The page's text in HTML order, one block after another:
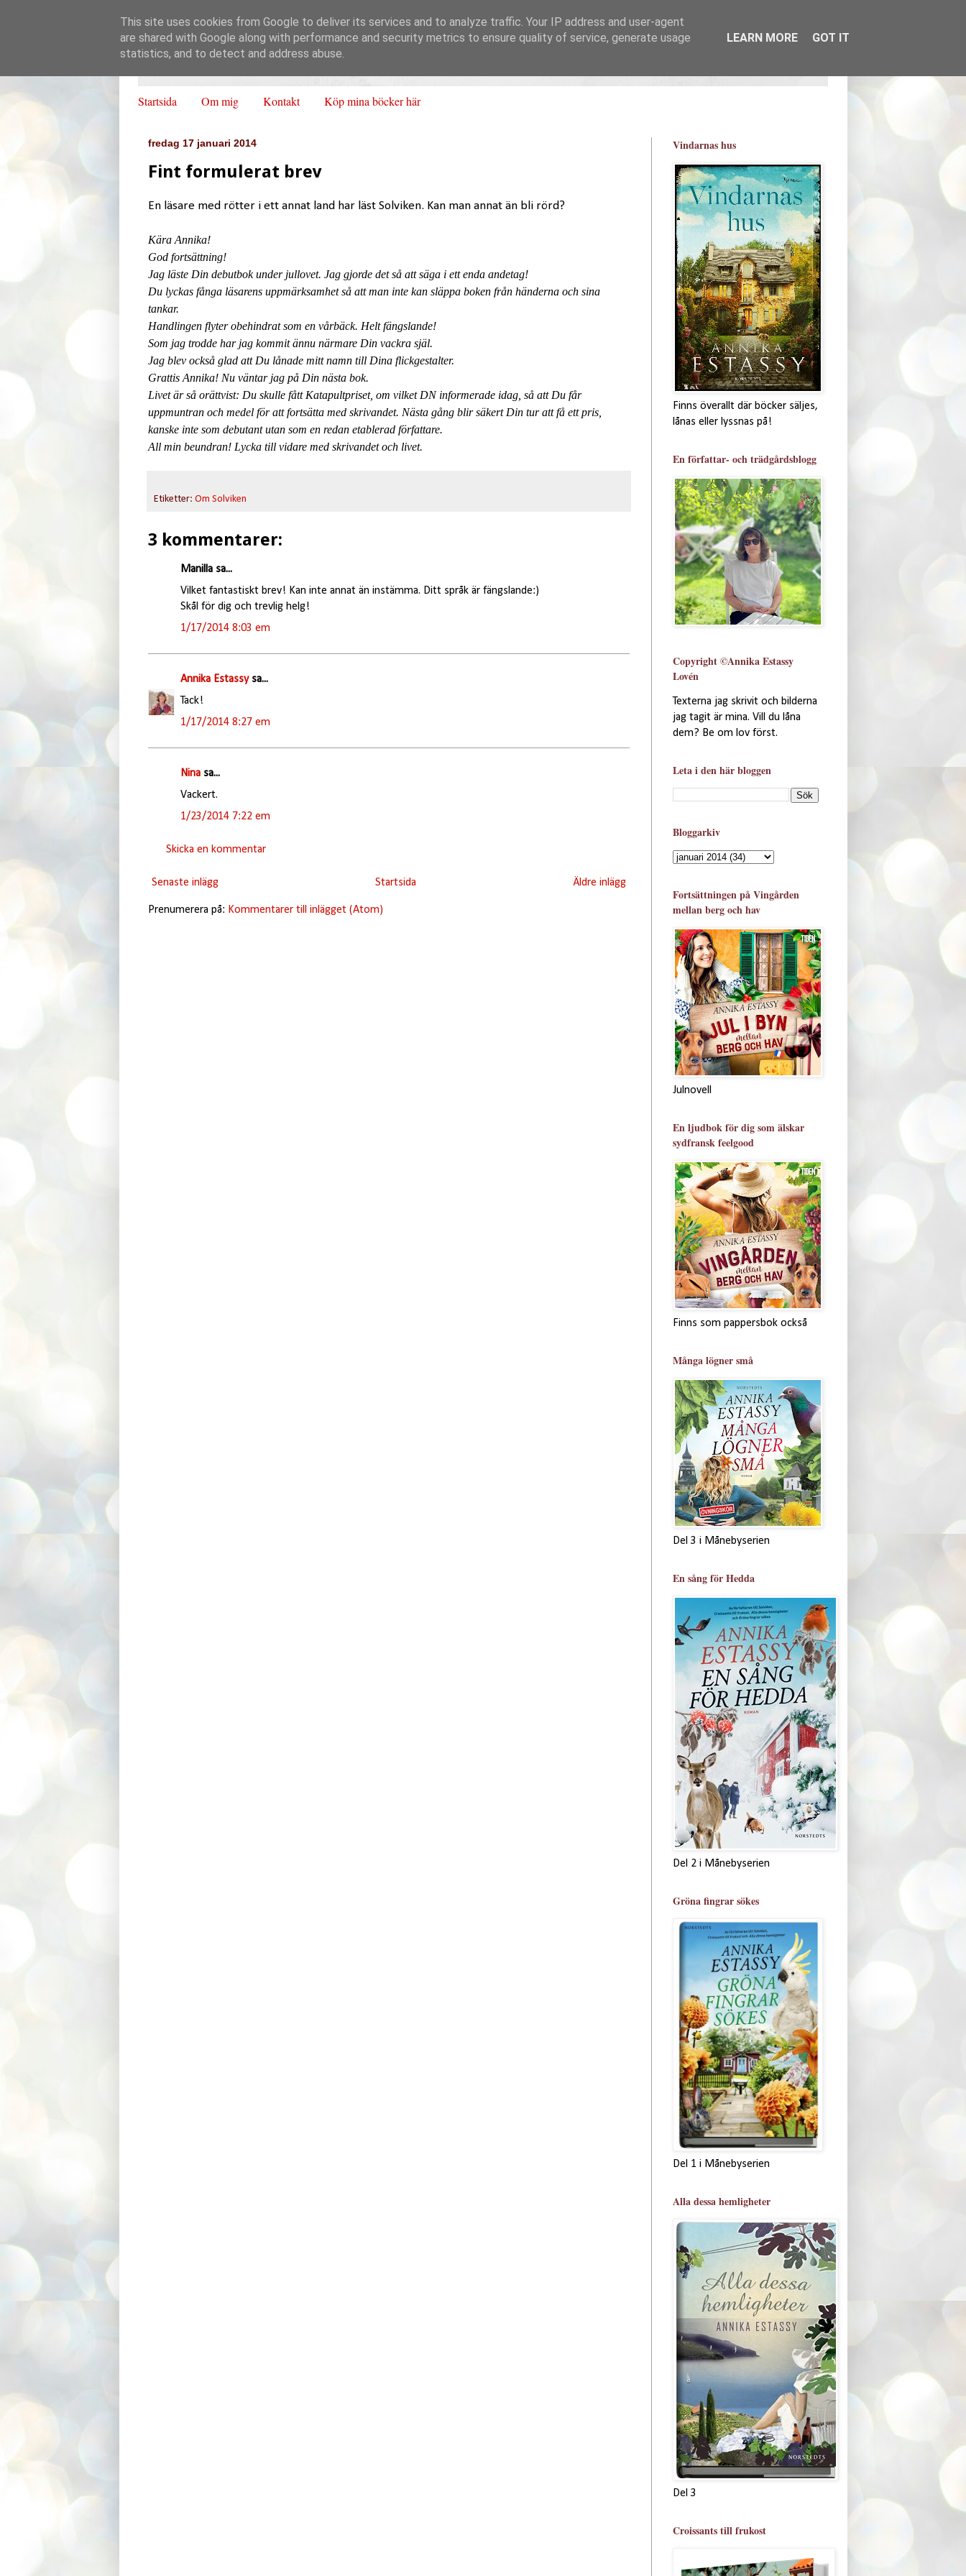
Startsida Om mig Kontakt Köp mina böcker här
fredag 17 januari 2014
Fint formulerat brev
En läsare med rötter i ett annat land har läst Solviken. Kan man annat än bli rörd?
Kära Annika!
God fortsättning!
Jag läste Din debutbok under jullovet. Jag gjorde det så att säga i ett enda andetag!
Du lyckas fånga läsarens uppmärksamhet så att man inte kan släppa boken från händerna och sina
tankar.
Handlingen flyter obehindrat som en vårbäck. Helt fängslande!
Som jag trodde har jag kommit ännu närmare Din vackra själ.
Jag blev också glad att Du lånade mitt namn till Dina flickgestalter.
Grattis Annika! Nu väntar jag på Din nästa bok.
Livet är så orättvist: Du skulle fått Katapultpriset, om vilket DN informerade idag, så att Du får
uppmuntran och medel för att fortsätta med skrivandet. Nästa gång blir säkert Din tur att få ett pris,
kanske inte som debutant utan som en redan etablerad författare.
All min beundran! Lycka till vidare med skrivandet och livet.
Etiketter: Om Solviken
3 kommentarer:
Manilla sa...
Vilket fantastiskt brev! Kan inte annat än instämma. Ditt språk är fängslande:)
Skål för dig och trevlig helg!
1/17/2014 8:03 em
Annika Estassysa...
Tack!
1/17/2014 8:27 em
Ninasa...
Vackert.
1/23/2014 7:22 em
Skicka en kommentar
Senaste inlägg Äldre inlägg
Startsida
Prenumerera på: Kommentarer till inlägget (Atom)
Vindarnas hus
Finns överallt där böcker säljes,
lånas eller lyssnas på!
En författar- och trädgårdsblogg
Copyright ©Annika Estassy
Lovén
Texterna jag skrivit och bilderna
jag tagit är mina. Vill du låna
dem? Be om lov först.
Leta i den här bloggen
Bloggarkiv
Fortsättningen på Vingården
mellan berg och hav
Julnovell
En ljudbok för dig som älskar
sydfransk feelgood
Finns som pappersbok också
Många lögner små
Del 3 i Månebyserien
En sång för Hedda
Del 2 i Månebyserien
Gröna fingrar sökes
Del 1 i Månebyserien
Alla dessa hemligheter
Del 3
Croissants till frukost
This site uses cookies from Google to deliver its services and to analyze traffic. Your IP address and user-agent
are shared with Google along with performance and security metrics to ensure quality of service, generate usage
statistics, and to detect and address abuse.
LEARN MORE GOT IT